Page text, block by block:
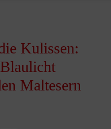
Kulissen:
Maltesern